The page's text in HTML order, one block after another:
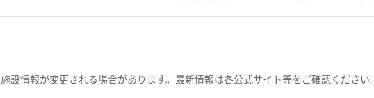
設情報が変更される場合があります。最新情報は各公式サイト等をご確認ください。